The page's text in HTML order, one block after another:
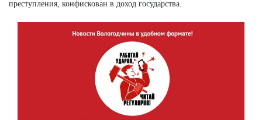
преступления, конфискован в доход государства.